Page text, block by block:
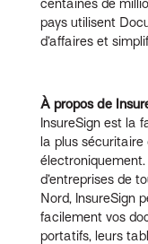
centaines de
pays utilisent
d’affaires et
À propos de
InsureSign est la
la plus
d’entreprises de
Nord, InsureSign
facilement vos
portatifs, leurs